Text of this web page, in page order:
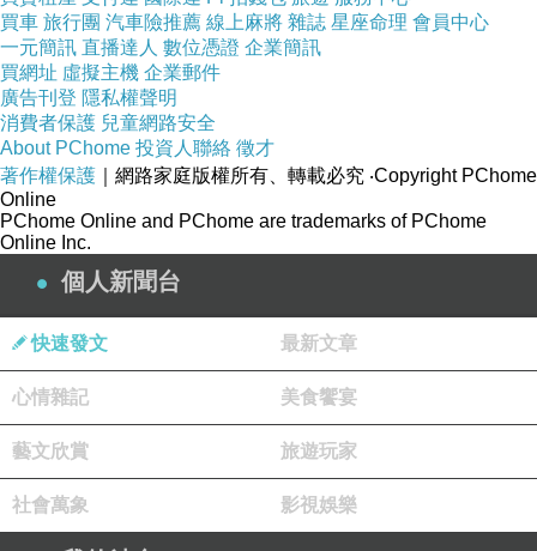
久站久坐上班族、銀髮族、勞動者等
盒身上清楚標示商品資訊
營養標示與食用方式都很詳細
須放置陰涼乾燥處保存
避免陽光照射而變質唷!!
保存期限是三年左右
買車 旅行團 汽車險推薦 線上麻將 雜誌 星座命理 會員中心
一元簡訊 直播達人 數位憑證 企業簡訊
買網址 虛擬主機 企業郵件
廣告刊登 隱私權聲明
消費者保護 兒童網路安全
About PChome 投資人聯絡 徵才
著作權保護 ｜網路家庭版權所有、轉載必究 ‧Copyright PChome
Online
PChome Online and PChome are trademarks of PChome
Online Inc.
個人新聞台
快速發文 最新文章
心情雜記 美食饗宴
藝文欣賞 旅遊玩家
社會萬象 影視娛樂